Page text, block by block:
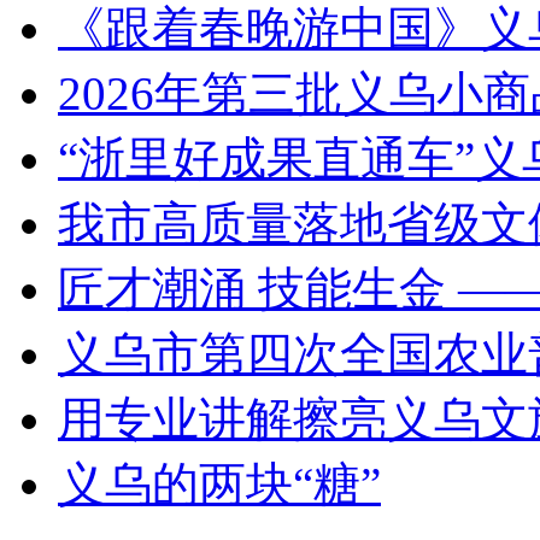
《跟着春晚游中国》
2026年第三批义乌小
“浙里好成果直通车”
我市高质量落地省级
匠才潮涌 技能生金
义乌市第四次全国农
用专业讲解擦亮义乌
义乌的两块“糖”